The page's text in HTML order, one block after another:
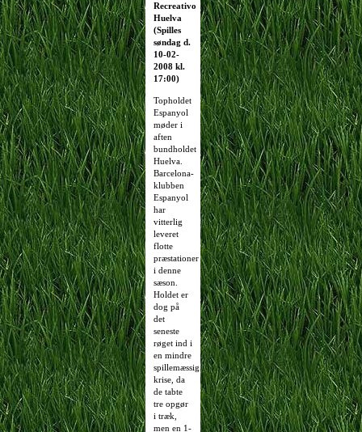
Recreativo
Huelva
(Spilles
søndag d.
10-02-
2008 kl.
17:00)
Topholdet
Espanyol
møder i
aften
bundholdet
Huelva.
Barcelona-
klubben
Espanyol
har
vitterlig
leveret
flotte
præstationer
i denne
sæson.
Holdet er
dog på
det
seneste
røget ind i
en mindre
spillemæssig
krise, da
de tabte
tre opgør
i træk,
men en 1-